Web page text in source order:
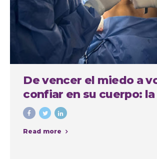
De vencer el miedo a
confiar en su cuerpo:
de Anna, paciente
internacional en
Read more